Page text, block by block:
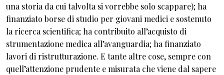
una storia da cui talvolta si vorrebbe solo scappare); ha
finanziato borse di studio per giovani medici e sostenuto
la ricerca scientifica; ha contribuito all’acquisto di
strumentazione medica all’avanguardia; ha finanziato
lavori di ristrutturazione. E tante altre cose, sempre con
quell’attenzione prudente e misurata che viene dal sapere